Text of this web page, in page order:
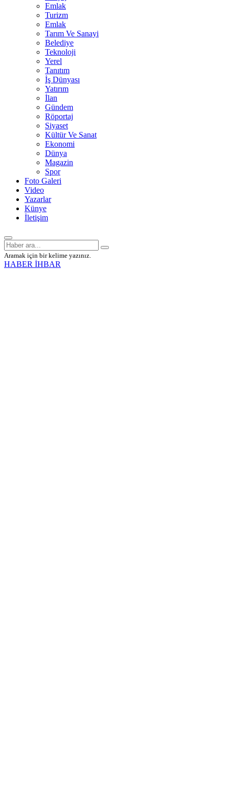
Emlak
Turizm
Emlak
Tarım Ve Sanayi
Belediye
Teknoloji
Yerel
Tanıtım
İş Dünyası
Yatırım
İlan
Gündem
Röportaj
Siyaset
Kültür Ve Sanat
Ekonomi
Dünya
Magazin
Spor
Foto Galeri
Video
Yazarlar
Künye
İletişim
Aramak için bir kelime yazınız.
HABER İHBAR